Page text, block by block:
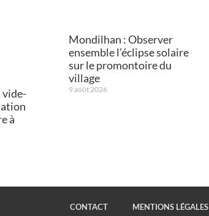
vide-
à
Mondilhan : Observer
ensemble l’éclipse solaire
sur le promontoire du
village
9 août 2026
CONTACT MENTIONS LÉGALES